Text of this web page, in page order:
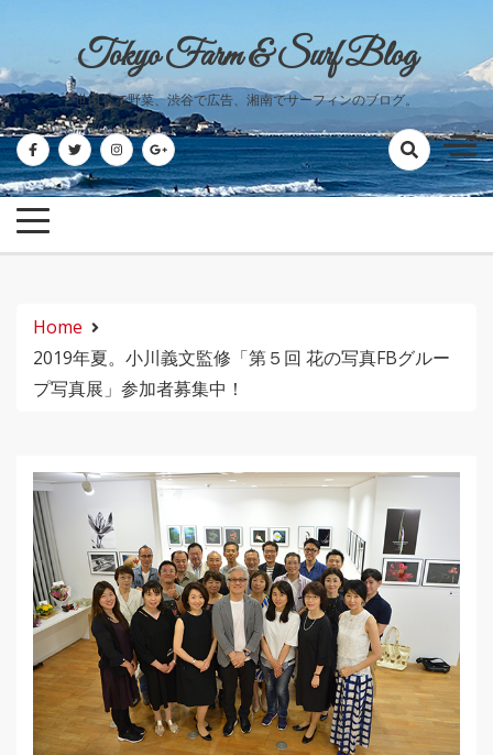
content
Tokyo Farm & Surf Blog
世田谷で野菜、渋谷で広告、湘南でサーフィンのブログ。
Home
2019年夏。小川義文監修「第５回 花の写真FBグルー
プ写真展」参加者募集中！